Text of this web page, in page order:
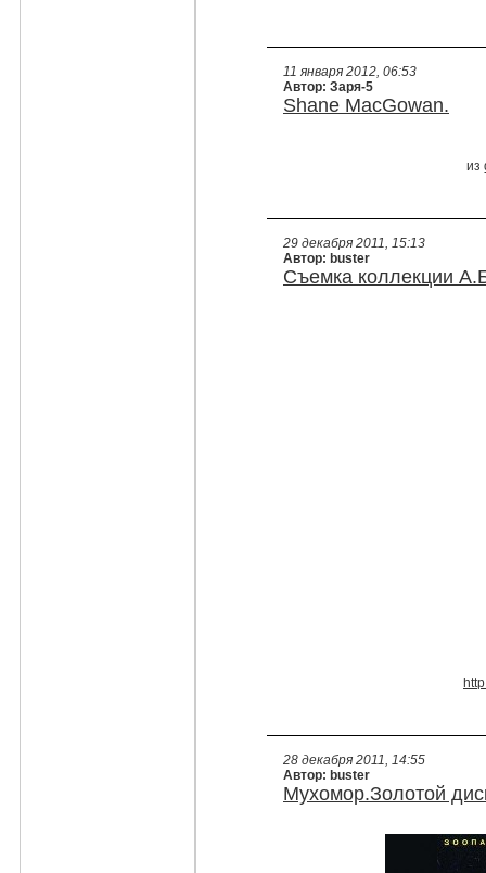
11 января 2012, 06:53
Автор: Заря-5
Shane MacGowan.
из
29 декабря 2011, 15:13
Автор: buster
Cъемка коллекции
28 декабря 2011, 14:55
Автор: buster
Мухомор.Золотой